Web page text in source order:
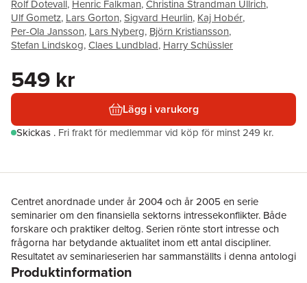
Rolf Dotevall, Henric Falkman,Christina Strandman Ullrich,
Ulf Gometz, Lars Gorton,Sigvard Heurlin, Kaj Hobér,
Per-Ola Jansson, Lars Nyberg, Björn Kristiansson,
Stefan Lindskog,Claes Lundblad, Harry Schüssler
549 kr
Lägg i varukorg
Skickas . Fri frakt för medlemmar vid köp för minst 249 kr.
Centret anordnade under år 2004 och år 2005 en serie
seminarier om den finansiella sektorns intressekonflikter. Både
forskare och praktiker deltog. Serien rönte stort intresse och
frågorna har betydande aktualitet inom ett antal discipliner.
Resultatet av seminarieserien har sammanställts i denna antologi
med bidrag från ett tjugotal inledare/deltagare i serien. Det är
Produktinformation